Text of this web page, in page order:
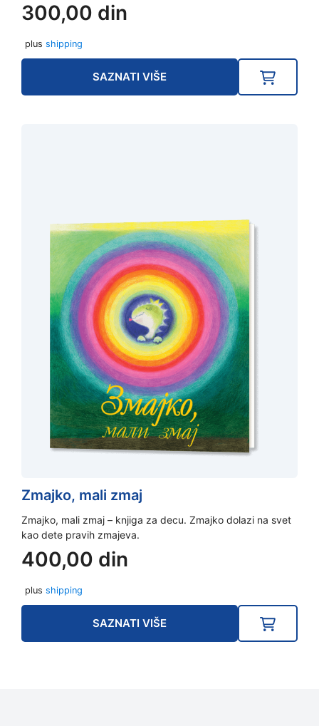
300,00 din
plus shipping
SAZNATI VIŠE
Zmajko, mali zmaj
Zmajko, mali zmaj – knjiga za decu. Zmajko dolazi na svet
kao dete pravih zmajeva.
400,00 din
plus shipping
SAZNATI VIŠE